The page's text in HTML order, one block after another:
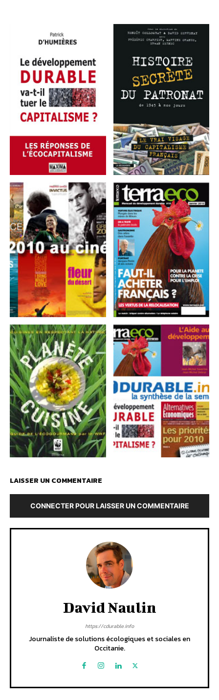
LAISSER UN COMMENTAIRE
CONNECTER POUR LAISSER UN COMMENTAIRE
David Naulin
https://cdurable.info
Journaliste de solutions écologiques et sociales en
Occitanie.